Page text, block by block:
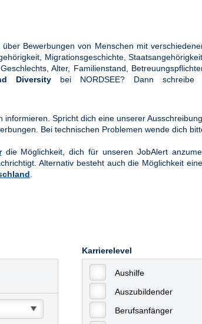
Bewerbungen von Menschen mit
Migrationsgeschichte,
Alter, Familienstand,
Diversity bei NORDSEE? Dann
Spricht dich eine unserer
Bei technischen Problemen wende dich
die Möglichkeit, dich für unseren JobAlert
Alternativ besteht auch die Möglichkeit
Karrierelevel
Aushilfe
Auszubildender
Berufsanfänger